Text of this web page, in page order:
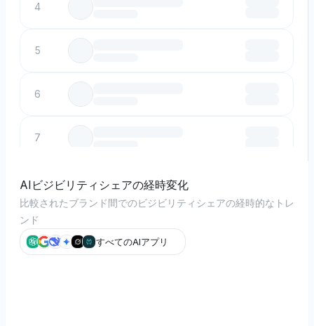
4
5
6
7
8
9
AIビジビリティシェアの経時変化
比較されたブランド間でのビジビリティシェアの経時的なトレ
ンド
すべてのAIアプリ